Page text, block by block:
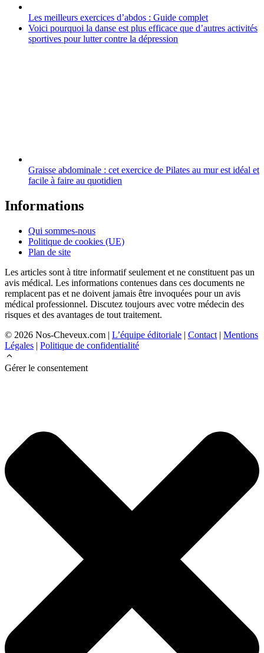
Les meilleurs exercices d’abdos : Guide complet
Voici pourquoi la danse est plus efficace que d’autres activités
sportives pour lutter contre la dépression
Graisse abdominale : cet exercice de Pilates au mur est idéal et
facile à faire au quotidien
Informations
Qui sommes-nous
Politique de cookies (UE)
Plan de site
Les articles sont à titre informatif seulement et ne constituent pas un
avis médical. Les informations contenues dans ces documents ne
remplacent pas et ne doivent jamais être invoquées pour un avis
médical professionnel. Discutez toujours avec votre médecin des
risques et des avantages de tout traitement.
© 2026 Nos-Cheveux.com | L’équipe éditoriale | Contact | Mentions
Légales | Politique de confidentialité
Gérer le consentement